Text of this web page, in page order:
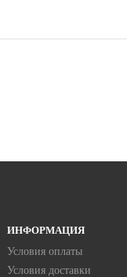
ИНФОРМАЦИЯ
Условия оплаты
Условия доставки